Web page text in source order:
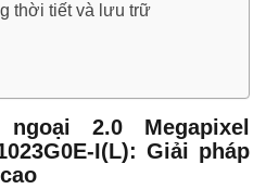
thời tiết và lưu trữ
2.0 Megapixel
I(L): Giải pháp